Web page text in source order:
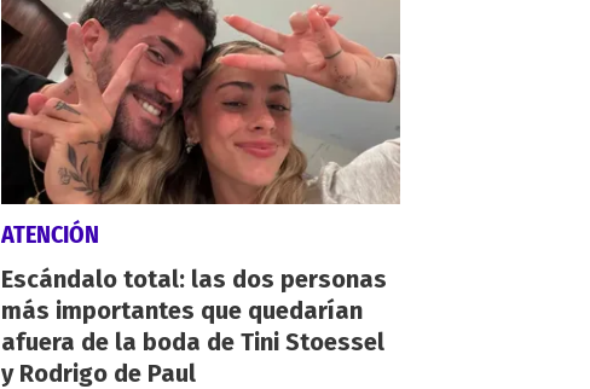
ATENCIÓN
Escándalo total: las dos personas
más importantes que quedarían
afuera de la boda de Tini Stoessel
y Rodrigo de Paul